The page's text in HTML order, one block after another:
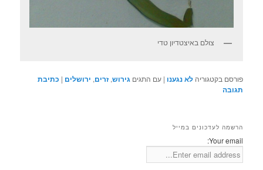
צולם באיצטדיון טדי
פורסם בקטגוריה לא נגענו |עם התגים גירוש,זרים, ירושלים | כתיבת
תגובה
הרשמה לעדכונים במייל
Your email: